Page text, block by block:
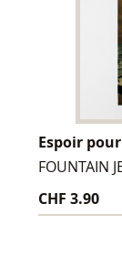
Espoir
FOUNTAIN
CHF 3.90